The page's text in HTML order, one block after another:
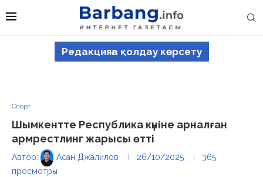
Редакцияға қолдау көрсету
Спорт
Шымкентте Республика күніне арналған
армрестлинг жарысы өтті
Автор: Асан Джалилов 26/10/2025
365
просмотры